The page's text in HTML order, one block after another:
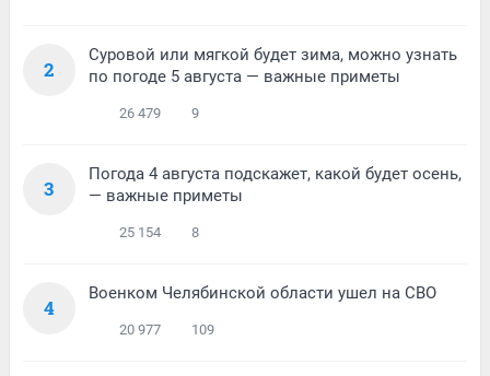
2
Суровой или мягкой будет зима, можно узнать
по погоде 5 августа — важные приметы
26 479 9
3
Погода 4 августа подскажет, какой будет осень,
— важные приметы
25 154 8
4
Военком Челябинской области ушел на СВО
20 977 109